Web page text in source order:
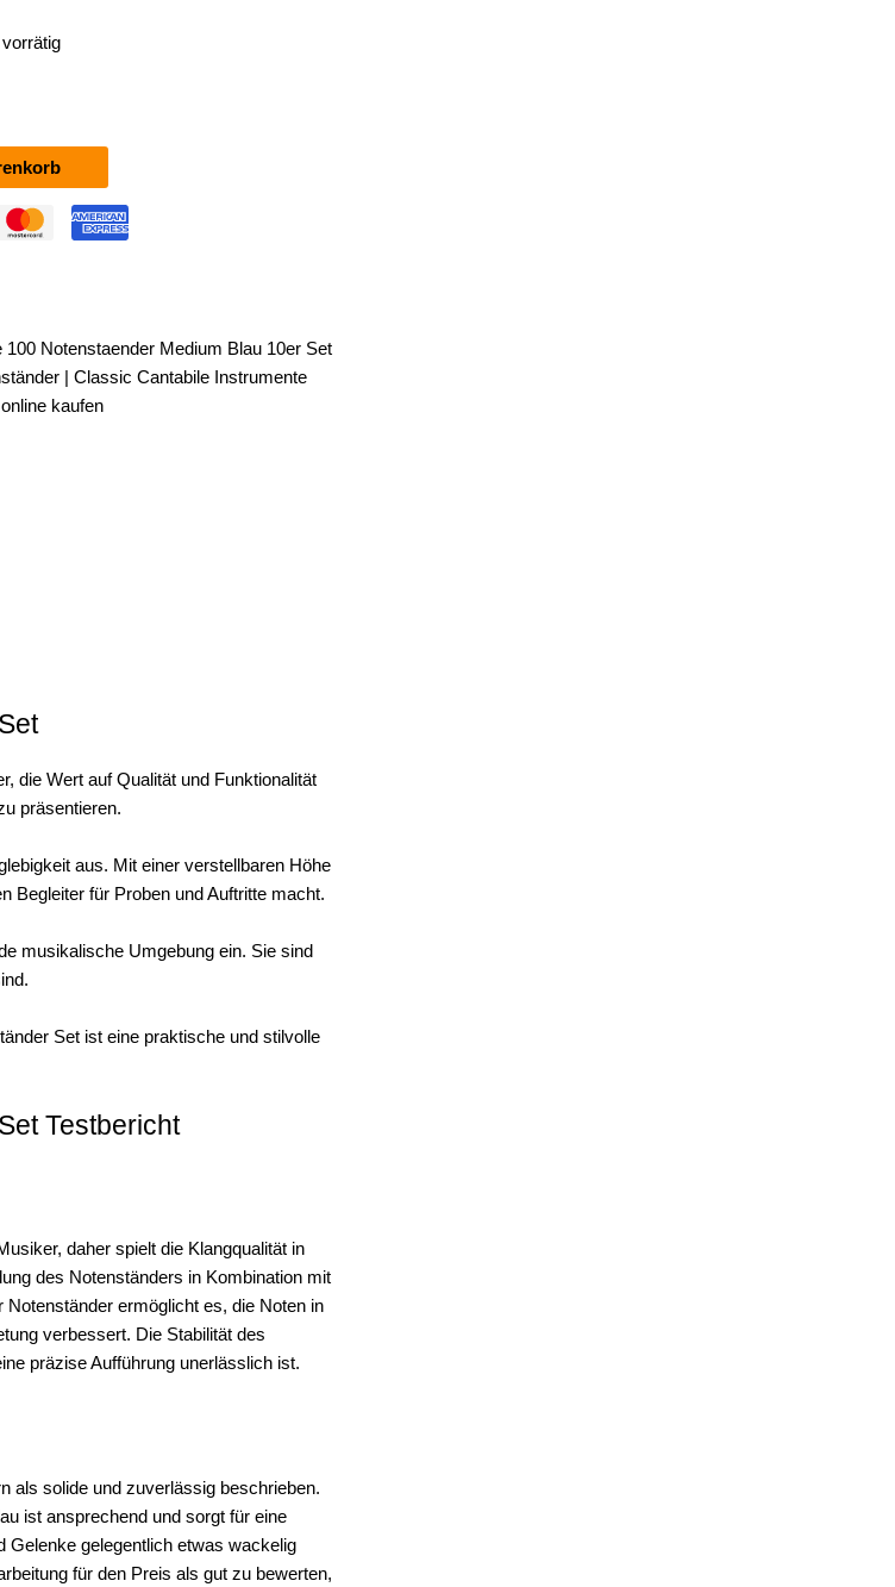
vorrätig
Notenstaender Medium Blau 10er Set
| Classic Cantabile Instrumente
kaufen
die Wert auf Qualität und Funktionalität
präsentieren.
aus. Mit einer verstellbaren Höhe
Begleiter für Proben und Auftritte macht.
musikalische Umgebung ein. Sie sind
Set ist eine praktische und stilvolle
Testbericht
daher spielt die Klangqualität in
des Notenständers in Kombination mit
ermöglicht es, die Noten in
verbessert. Die Stabilität des
präzise Aufführung unerlässlich ist.
als solide und zuverlässig beschrieben.
ist ansprechend und sorgt für eine
Gelenke gelegentlich etwas wackelig
für den Preis als gut zu bewerten,